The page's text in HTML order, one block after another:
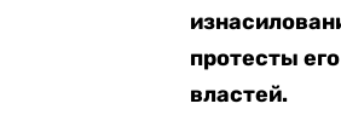
протесты
властей.